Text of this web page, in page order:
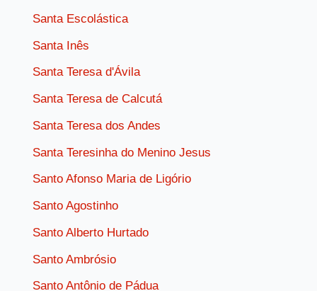
Santa Escolástica
Santa Inês
Santa Teresa d'Ávila
Santa Teresa de Calcutá
Santa Teresa dos Andes
Santa Teresinha do Menino Jesus
Santo Afonso Maria de Ligório
Santo Agostinho
Santo Alberto Hurtado
Santo Ambrósio
Santo Antônio de Pádua